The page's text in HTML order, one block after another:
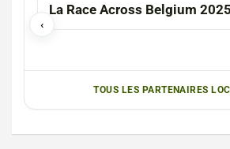
‹
La Race Across Belgium 2025
TOUS LES PARTENAIRES